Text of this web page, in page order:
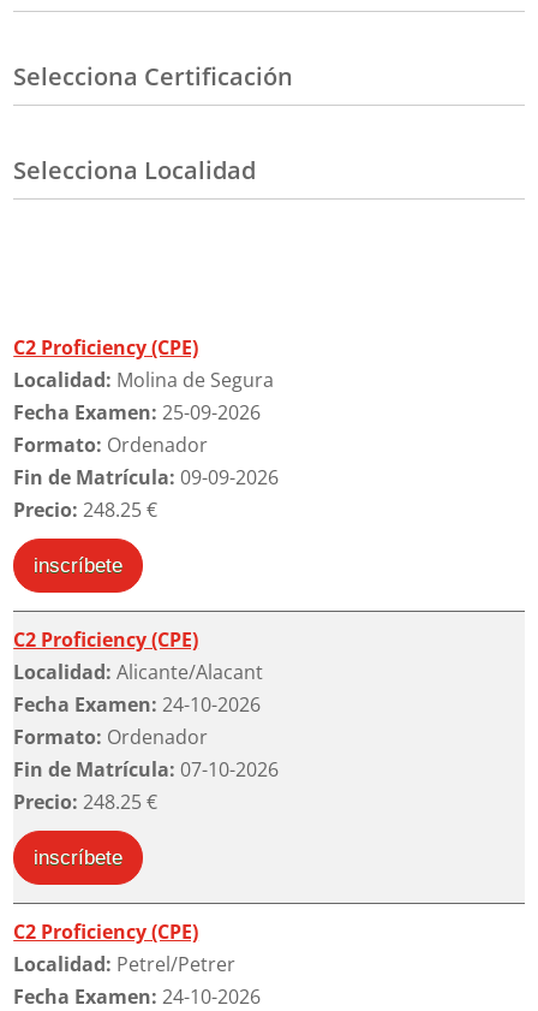
Selecciona Certificación
Selecciona Localidad
C2 Proficiency (CPE)
Localidad: Molina de Segura
Fecha Examen:25-09-2026
Formato: Ordenador
Fin de Matrícula:09-09-2026
Precio:248.25 €
inscríbete
C2 Proficiency (CPE)
Localidad: Alicante/Alacant
Fecha Examen:24-10-2026
Formato: Ordenador
Fin de Matrícula: 07-10-2026
Precio:248.25 €
inscríbete
C2 Proficiency (CPE)
Localidad: Petrel/Petrer
Fecha Examen:24-10-2026